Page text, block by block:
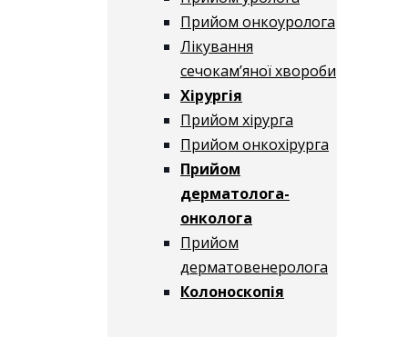
Прийом онкоуролога
Лікування
сечокам’яної хвороби
Хірургія
Прийом хірурга
Прийом онкохірурга
Прийом
дерматолога-
онколога
Прийом
дерматовенеролога
Колоноскопія